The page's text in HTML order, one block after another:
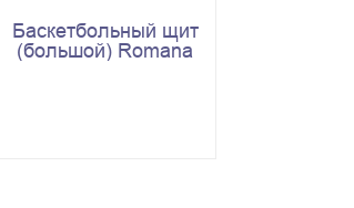
Баскетбольный щит
(большой) Romana